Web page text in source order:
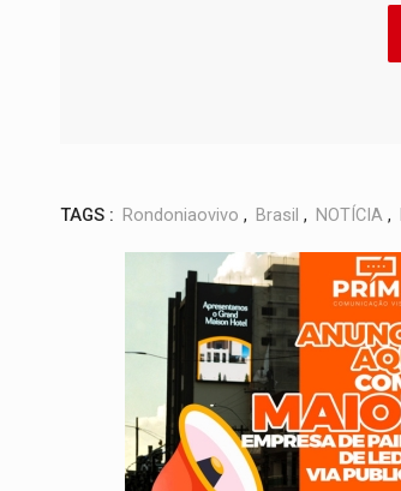
TAGS : Rondoniaovivo , Brasil , NOTÍCIA ,